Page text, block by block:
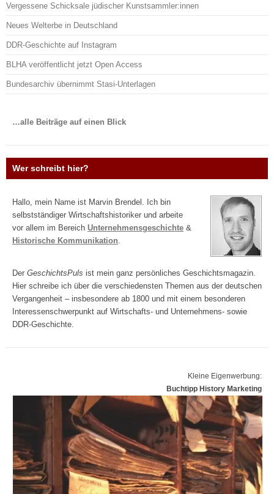
Vergessene Schicksale jüdischer Kunstsammler:innen
Neues Welterbe in Deutschland
DDR-Geschichte auf Instagram
BLHA veröffentlicht jetzt Open Access
Bundesarchiv übernimmt Stasi-Unterlagen
…alle Beiträge auf einen Blick
Wer schreibt hier?
Hallo, mein Name ist Marvin Brendel. Ich bin
selbstständiger Wirtschaftshistoriker und arbeite
vor allem im Bereich Unternehmensgeschichte &
Historische Kommunikation
Der GeschichtsPuls ist mein ganz persönliches Geschichtsmagazin.
Hier schreibe ich über die verschiedensten Themen aus der deutschen
Vergangenheit – insbesondere ab 1800 und mit einem besonderen
Interessenschwerpunkt auf Wirtschafts- und Unternehmens- sowie
DDR-Geschichte.
Kleine Eigenwerbung:
Buchtipp History Marketing